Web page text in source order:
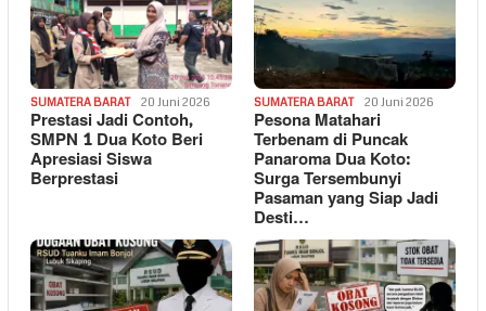
SUMATERA BARAT 20 Juni 2026
Prestasi Jadi Contoh,
SMPN 1 Dua Koto Beri
Apresiasi Siswa
Berprestasi
SUMATERA BARAT 20 Juni 2026
Pesona Matahari
Terbenam di Puncak
Panaroma Dua Koto:
Surga Tersembunyi
Pasaman yang Siap Jadi
Desti…